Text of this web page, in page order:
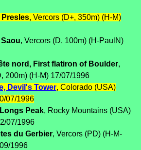
, Vercors (D+, 350m) (H-M)
, Vercors (D, 100m) (H-PaulN)
nord, First flatiron of Boulder,
200m) (H-M) 17/07/1996
Devil's Tower, Colorado (USA)
07/1996
Peak, Rocky Mountains (USA)
07/1996
du Gerbier, Vercors (PD) (H-M-
1996